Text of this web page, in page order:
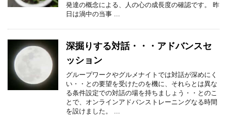
発達の概念による、人の心の成長度の確認です。 昨
日は渦中の当事 ...
深掘りする対話・・・アドバンスセ
ッション
グループワークやグルメナイトでは対話が深めにく
い・・との要望を受けたのを機に、それらとは異な
る条件設定での対話の場を持ちましょう・・とのこ
とで、オンラインアドバンストレーニングなる時間
を設けました。 ...